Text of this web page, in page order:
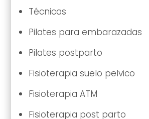
Técnicas
Pilates para embarazadas
Pilates postparto
Fisioterapia suelo pelvico
Fisioterapia ATM
Fisioterapia post parto